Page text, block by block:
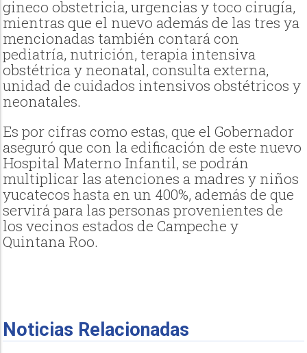
gineco obstetricia, urgencias y toco cirugía,
mientras que el nuevo además de las tres ya
mencionadas también contará con
pediatría, nutrición, terapia intensiva
obstétrica y neonatal, consulta externa,
unidad de cuidados intensivos obstétricos y
neonatales.
Es por cifras como estas, que el Gobernador
aseguró que con la edificación de este nuevo
Hospital Materno Infantil, se podrán
multiplicar las atenciones a madres y niños
yucatecos hasta en un 400%, además de que
servirá para las personas provenientes de
los vecinos estados de Campeche y
Quintana Roo.
Noticias Relacionadas